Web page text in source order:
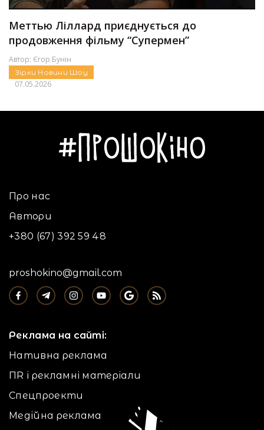
Меттью Ліллард приєднується до
продовження фільму “Супермен”
Автор: Єгор Бунін
Зірки Новини Шоу
07.05.2026
Про нас
Автори
+380 (67) 392 59 48
proshokino@gmail.com
Реклама на сайті:
Нативна реклама
ПR і рекламні матеріали
Спецпроекти
Медійна реклама